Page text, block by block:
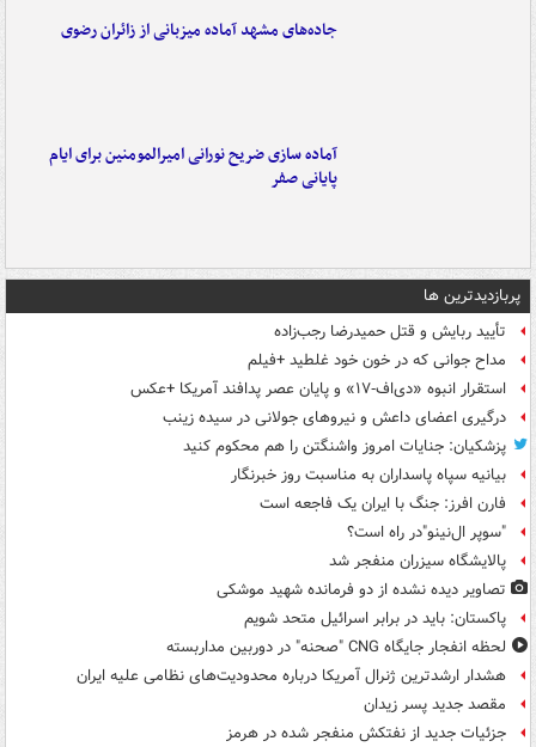
جاده‌های مشهد آماده میزبانی از زائران رضوی
آماده سازی ضریح نورانی امیرالمومنین برای ایام
پایانی صفر
پربازدیدترین ها
تأیید ربایش و قتل حمیدرضا رجب‌زاده
مداح جوانی که در خون خود غلطید +فیلم
استقرار انبوه «دی‌اف‑۱۷» و پایان عصر پدافند آمریکا +عکس
درگیری اعضای داعش و نیروهای جولانی در سیده زینب
پزشکیان: جنایات امروز واشنگتن را هم محکوم کنید
بیانیه سپاه پاسداران به مناسبت روز خبرنگار
فارن افرز: جنگ با ایران یک فاجعه است
"سوپر ال‌نینو"در راه است؟
پالایشگاه سیزران منفجر شد
تصاویر دیده‌ نشده از دو فرمانده شهید موشکی
پاکستان: باید در برابر اسرائیل متحد شویم
لحظه انفجار جایگاه CNG "صحنه" در دوربین مداربسته
هشدار ارشدترین ژنرال آمریکا درباره محدودیت‌های نظامی علیه ایران
مقصد جدید پسر زیدان
جزئیات جدید از نفتکش منفجر شده در هرمز